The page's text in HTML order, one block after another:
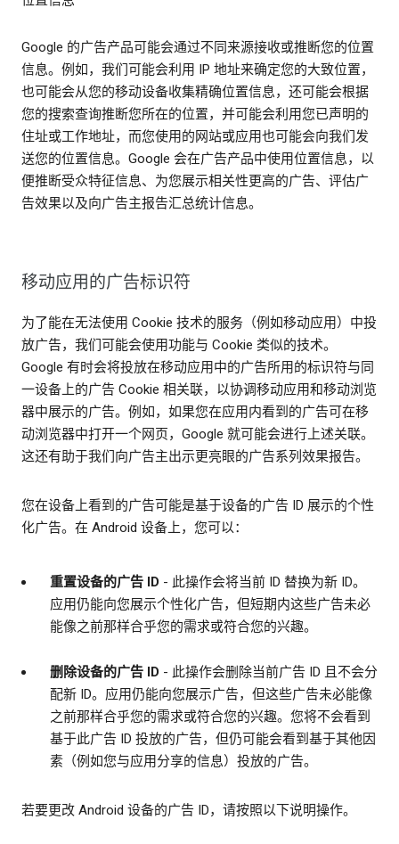
Google 的广告产品可能会通过不同来源接收或推断您的位置
信息。例如，我们可能会利用 IP 地址来确定您的大致位置，
也可能会从您的移动设备收集精确位置信息，还可能会根据
您的搜索查询推断您所在的位置，并可能会利用您已声明的
住址或工作地址，而您使用的网站或应用也可能会向我们发
送您的位置信息。Google 会在广告产品中使用位置信息，以
便推断受众特征信息、为您展示相关性更高的广告、评估广
告效果以及向广告主报告汇总统计信息。
移动应用的广告标识符
为了能在无法使用 Cookie 技术的服务（例如移动应用）中投
放广告，我们可能会使用功能与 Cookie 类似的技术。
Google 有时会将投放在移动应用中的广告所用的标识符与同
一设备上的广告 Cookie 相关联，以协调移动应用和移动浏览
器中展示的广告。例如，如果您在应用内看到的广告可在移
动浏览器中打开一个网页，Google 就可能会进行上述关联。
这还有助于我们向广告主出示更亮眼的广告系列效果报告。
您在设备上看到的广告可能是基于设备的广告 ID 展示的个性
化广告。在 Android 设备上，您可以：
重置设备的广告 ID - 此操作会将当前 ID 替换为新 ID。
应用仍能向您展示个性化广告，但短期内这些广告未必
能像之前那样合乎您的需求或符合您的兴趣。
删除设备的广告 ID - 此操作会删除当前广告 ID 且不会分
配新 ID。应用仍能向您展示广告，但这些广告未必能像
之前那样合乎您的需求或符合您的兴趣。您将不会看到
基于此广告 ID 投放的广告，但仍可能会看到基于其他因
素（例如您与应用分享的信息）投放的广告。
若要更改 Android 设备的广告 ID，请按照以下说明操作。